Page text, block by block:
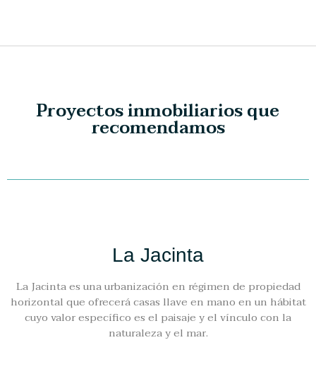
Proyectos inmobiliarios que
recomendamos
La Jacinta
La Jacinta es una urbanización en régimen de propiedad
horizontal que ofrecerá casas llave en mano en un hábitat
cuyo valor específico es el paisaje y el vínculo con la
naturaleza y el mar.